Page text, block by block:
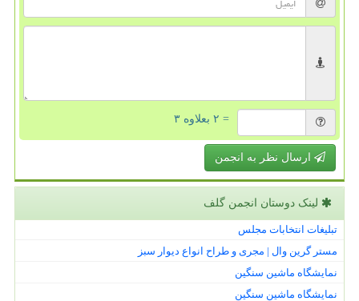
= ۲ بعلاوه ۳
ارسال نظر به انجمن
لینک دوستان انجمن گلف
تبلیغات انتخابات مجلس
مستر گرین وال | مجری و طراح انواع دیوار سبز
نمایشگاه ماشین سنگین
نمایشگاه ماشین سنگین